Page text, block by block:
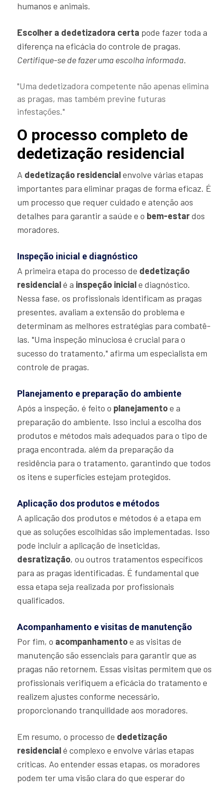
humanos e animais.
Escolher a dedetizadora certa pode fazer toda a
diferença na eficácia do controle de pragas.
Certifique-se de fazer uma escolha informada.
"Uma dedetizadora competente não apenas elimina
as pragas, mas também previne futuras
infestações."
O processo completo de
dedetização residencial
A dedetização residencialenvolve várias etapas
importantes para eliminar pragas de forma eficaz. É
um processo que requer cuidado e atenção aos
detalhes para garantir a saúde e o bem-estardos
moradores.
Inspeção inicial e diagnóstico
A primeira etapa do processo de dedetização
residencialé a inspeção iniciale diagnóstico.
Nessa fase, os profissionais identificam as pragas
presentes, avaliam a extensão do problema e
determinam as melhores estratégias para combatê-
las. "Uma inspeção minuciosa é crucial para o
sucesso do tratamento," afirma um especialista em
controle de pragas.
Planejamento e preparação do ambiente
Após a inspeção, é feito o planejamentoe a
preparação do ambiente. Isso inclui a escolha dos
produtos e métodos mais adequados para o tipo de
praga encontrada, além da preparação da
residência para o tratamento, garantindo que todos
os itens e superfícies estejam protegidos.
Aplicação dos produtos e métodos
A aplicação dos produtos e métodos é a etapa em
que as soluções escolhidas são implementadas. Isso
pode incluir a aplicação de inseticidas,
desratização, ou outros tratamentos específicos
para as pragas identificadas. É fundamental que
essa etapa seja realizada por profissionais
qualificados.
Acompanhamento e visitas de manutenção
Por fim, o acompanhamentoe as visitas de
manutenção são essenciais para garantir que as
pragas não retornem. Essas visitas permitem que os
profissionais verifiquem a eficácia do tratamento e
realizem ajustes conforme necessário,
proporcionando tranquilidade aos moradores.
Em resumo, o processo de dedetização
residencialé complexo e envolve várias etapas
críticas. Ao entender essas etapas, os moradores
podem ter uma visão clara do que esperar do